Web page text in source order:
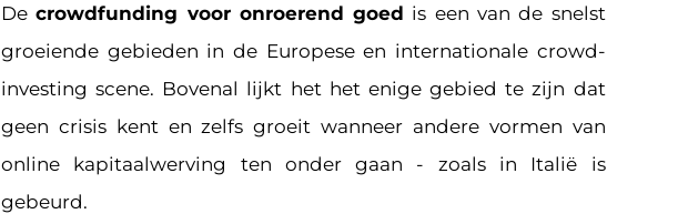
Decrowdfunding voor onroerend goed is een van de snelst
groeiende gebieden in de Europese en internationale crowd-
investing scene. Bovenal lijkt het het enige gebied te zijn dat
geen crisis kent en zelfs groeit wanneer andere vormen van
online kapitaalwerving ten onder gaan - zoals in Italië is
gebeurd.